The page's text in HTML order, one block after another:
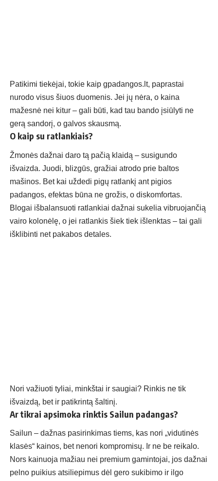
Patikimi tiekėjai, tokie kaip gpadangos.lt, paprastai
nurodo visus šiuos duomenis. Jei jų nėra, o kaina
mažesnė nei kitur – gali būti, kad tau bando įsiūlyti ne
gerą sandorį, o galvos skausmą.
O kaip su ratlankiais?
Žmonės dažnai daro tą pačią klaidą – susigundo
išvaizda. Juodi, blizgūs, gražiai atrodo prie baltos
mašinos. Bet kai uždedi pigų ratlankį ant pigios
padangos, efektas būna ne grožis, o diskomfortas.
Blogai išbalansuoti ratlankiai dažnai sukelia vibruojančią
vairo kolonėlę, o jei ratlankis šiek tiek išlenktas – tai gali
išklibinti net pakabos detales.
Nori važiuoti tyliai, minkštai ir saugiai? Rinkis ne tik
išvaizdą, bet ir patikrintą šaltinį.
Ar tikrai apsimoka rinktis Sailun padangas?
Sailun – dažnas pasirinkimas tiems, kas nori „vidutinės
klasės“ kainos, bet nenori kompromisų. Ir ne be reikalo.
Nors kainuoja mažiau nei premium gamintojai, jos dažnai
pelno puikius atsiliepimus dėl gero sukibimo ir ilgo